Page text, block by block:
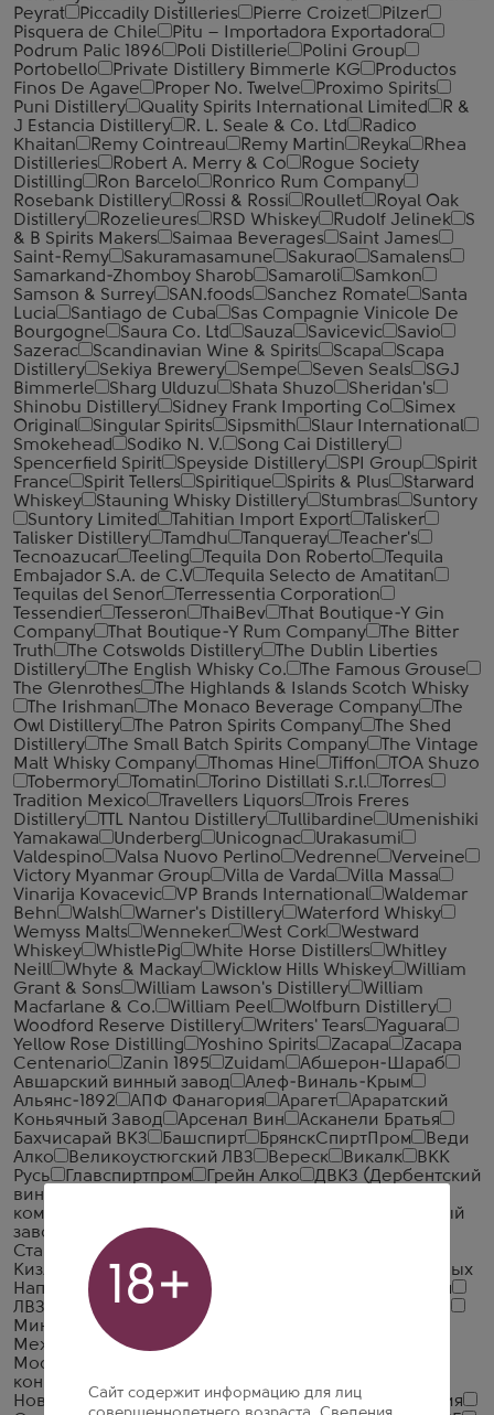
Peyrat
Piccadily Distilleries Pierre Croizet
Pilzer
Pisquera de Chile
Pitu – Importadora Exportadora
Podrum Palic 1896
Poli Distillerie
Polini Group
Portobello
Private Distillery Bimmerle KG
Productos
Finos De Agave
Proper No. Twelve
Proximo Spirits
Puni Distillery
Quality Spirits International Limited
R &
J Estancia Distillery
R. L. Seale & Co. Ltd
Radico
Khaitan
Remy Cointreau Remy Martin Reyka
Rhea
Distilleries
Robert A. Merry & Co
Rogue Society
Distilling
Ron Barcelo
Ronrico Rum Company
Rosebank Distillery
Rossi & Rossi Roullet
Royal Oak
Distillery
Rozelieures RSD Whiskey Rudolf Jelinek
S
& B Spirits Makers
Saimaa Beverages
Saint James
Saint-Remy
Sakuramasamune Sakurao
Samalens
Samarkand-Zhomboy Sharob
Samaroli
Samkon
Samson & Surrey
SAN.foods Sanchez Romate
Santa
Lucia
Santiago de Cuba
Sas Compagnie Vinicole De
Bourgogne
Saura Co. Ltd Sauza Savicevic
Savio
Sazerac
Scandinavian Wine & Spirits Scapa
Scapa
Distillery
Sekiya Brewery Sempe Seven Seals
SGJ
Bimmerle
Sharg Ulduzu Shata Shuzo
Sheridan's
Shinobu Distillery
Sidney Frank Importing Co
Simex
Original
Singular Spirits Sipsmith
Slaur International
Smokehead
Sodiko N. V.
Song Cai Distillery
Spencerfield Spirit
Speyside Distillery SPI Group
Spirit
France
Spirit Tellers Spiritique Spirits & Plus
Starward
Whiskey
Stauning Whisky Distillery Stumbras
Suntory
Suntory Limited
Tahitian Import Export
Talisker
Talisker Distillery
Tamdhu Tanqueray
Teacher's
Tecnoazucar
Teeling Tequila Don Roberto
Tequila
Embajador S.A. de C.V
Tequila Selecto de Amatitan
Tequilas del Senor
Terressentia Corporation
Tessendier
Tesseron ThaiBev
That Boutique-Y Gin
Company
That Boutique-Y Rum Company
The Bitter
Truth
The Cotswolds Distillery
The Dublin Liberties
Distillery
The English Whisky Co.
The Famous Grouse
The Glenrothes
The Highlands & Islands Scotch Whisky
The Irishman
The Monaco Beverage Company
The
Owl Distillery
The Patron Spirits Company
The Shed
Distillery
The Small Batch Spirits Company
The Vintage
Malt Whisky Company
Thomas Hine Tiffon
TOA Shuzo
Tobermory
Tomatin Torino Distillati S.r.l.
Torres
Tradition Mexico
Travellers Liquors
Trois Freres
Distillery
TTL Nantou Distillery Tullibardine
Umenishiki
Yamakawa
Underberg Unicognac
Urakasumi
Valdespino
Valsa Nuovo Perlino Vedrenne
Verveine
Victory Myanmar Group
Villa de Varda
Villa Massa
Vinarija Kovacevic
VP Brands International
Waldemar
Behn
Walsh Warner's Distillery
Waterford Whisky
Wemyss Malts
Wenneker West Cork
Westward
Whiskey
WhistlePig White Horse Distillers
Whitley
Neill
Whyte & Mackay Wicklow Hills Whiskey
William
Grant & Sons
William Lawson's Distillery
William
Macfarlane & Co.
William Peel
Wolfburn Distillery
Woodford Reserve Distillery
Writers' Tears
Yaguara
Yellow Rose Distilling
Yoshino Spirits Zacapa
Zacapa
Centenario
Zanin 1895 Zuidam
Абшерон-Шараб
Авшарский винный завод
Алеф-Виналь-Крым
Альянс-1892
АПФ Фанагория Арагет
Араратский
Коньячный Завод
Арсенал Вин
Асканели Братья
Бахчисарай ВКЗ
Башспирт БрянскСпиртПром
Веди
Алко
Великоустюгский ЛВЗ Вереск Викалк
ВКК
Русь
Главспиртпром Грейн Алко
ДВКЗ (Дербентский
винно-коньячный завод)
комбинат
Ерасхский винный
завод
Ереванский Коньячный Завод
Ставрополья
Иронсан
Кизлярский коньячный завод
Компания Алкогольных
Напитков Алаверди
Крымская Водочная Компания
ЛВЗ Московский
Мердзаванский коньячный завод
Минск Кристалл
ММВЗ (Московский
Межреспубликанский Винодельческий Завод)
Московский завод Кристалл
коньячный завод
Национал Алко
Новокубанское
Объединенная Водочная Компания
18+
Сайт содержит информацию для лиц